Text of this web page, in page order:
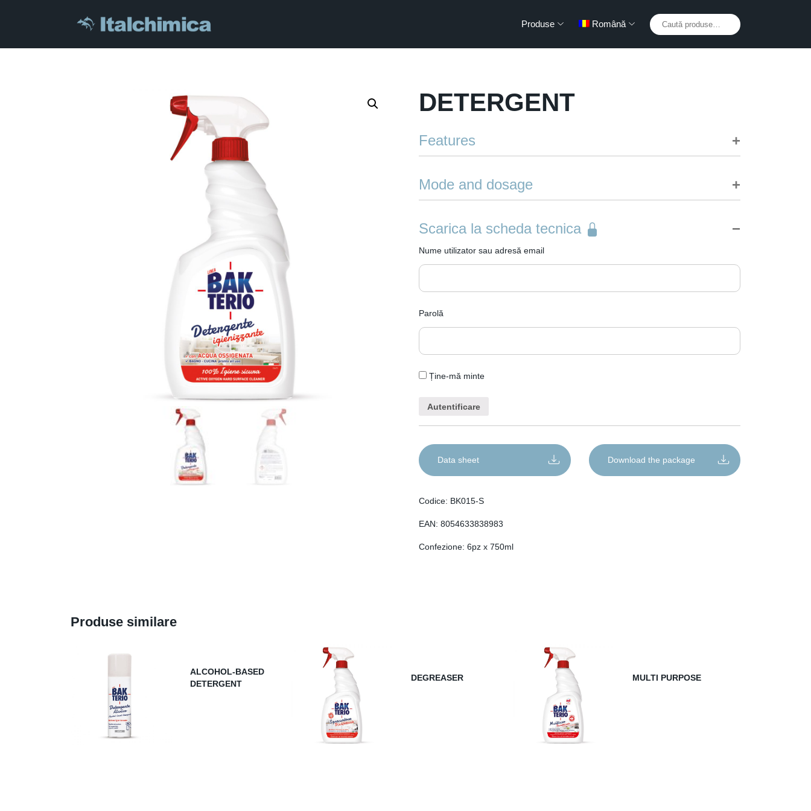
Produse Română
Caută
după:
DETERGENT
Features
Mode and dosage
Scarica la scheda tecnica
Nume utilizator sau adresă email
Parolă
Ține-mă minte
Data sheet Download the package
Codice: BK015-S
EAN: 8054633838983
Confezione: 6pz x 750ml
Produse similare
ALCOHOL-BASED
DETERGENT
DEGREASER MULTI PURPOSE